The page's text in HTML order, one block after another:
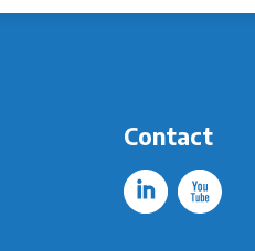
Contact